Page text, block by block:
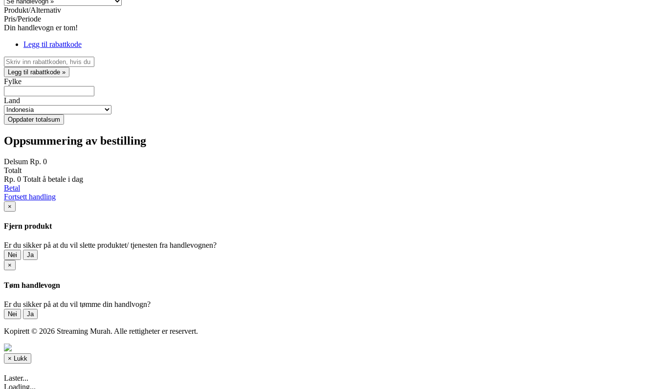
Produkt/Alternativ
Pris/Periode
Din handlevogn er tom!
Legg til rabattkode
Legg til rabattkode »
Fylke
Land
Oppdater totalsum
Oppsummering av bestilling
Delsum Rp. 0
Totalt
Rp. 0 Totalt å betale i dag
Betal
Fortsett handling
×
Fjern produkt
Er du sikker på at du vil slette produktet/ tjenesten fra handlevognen?
Nei
Ja
×
Tøm handlevogn
Er du sikker på at du vil tømme din handlvogn?
Nei Ja
Kopirett © 2026 Streaming Murah. Alle rettigheter er reservert.
× Lukk
Laster...
Loading...